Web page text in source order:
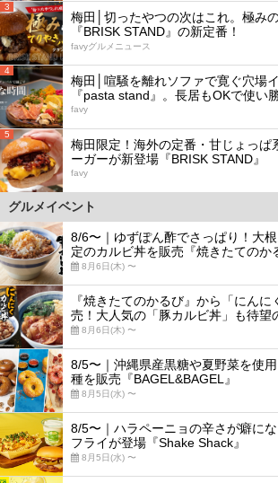
3
梅田│切ったやつの次はこれ。極み
『BRISK STAND』の新定番！
favyグルメニュース
4
梅田│喧騒を離れソファで寛ぐ穴場
『pasta stand』。長居もOKで使い
favy
5
梅田限定！海外の定番・甘じょっぱ
ーガーが新登場『BRISK STAND』
favy
グルメイベント
8/6〜｜ゆずぽん酢でさっぱり！大
定のカルビ丼を販売『焼きたてのか
8月6日(木) 〜
『焼きたてのかるび』から「にんに
売！大人気の「豚カルビ丼」も待望
8月6日(木) 〜
8/5〜｜沖縄県産黒糖や夏野菜を使
種を販売『BAGEL&BAGEL』
8月5日(水) 〜
8/5〜｜ハラペーニョの辛さが癖に
フライが登場『Shake Shack』
8月5日(水) 〜